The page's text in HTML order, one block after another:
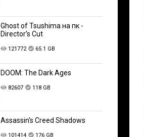
Ghost of Tsushima на пк -
Director's Cut
121772 65.1 GB
DOOM: The Dark Ages
82607 118 GB
Assassin's Creed Shadows
101414 176 GB